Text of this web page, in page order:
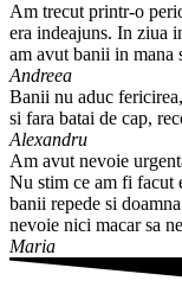
Am trecut printr-o
era indeajuns. In ziua
am avut banii in mana
Andreea
Banii nu aduc
si fara batai de cap,
Alexandru
Am avut nevoie
Nu stim ce am fi facut
banii repede si
nevoie nici macar sa
Maria